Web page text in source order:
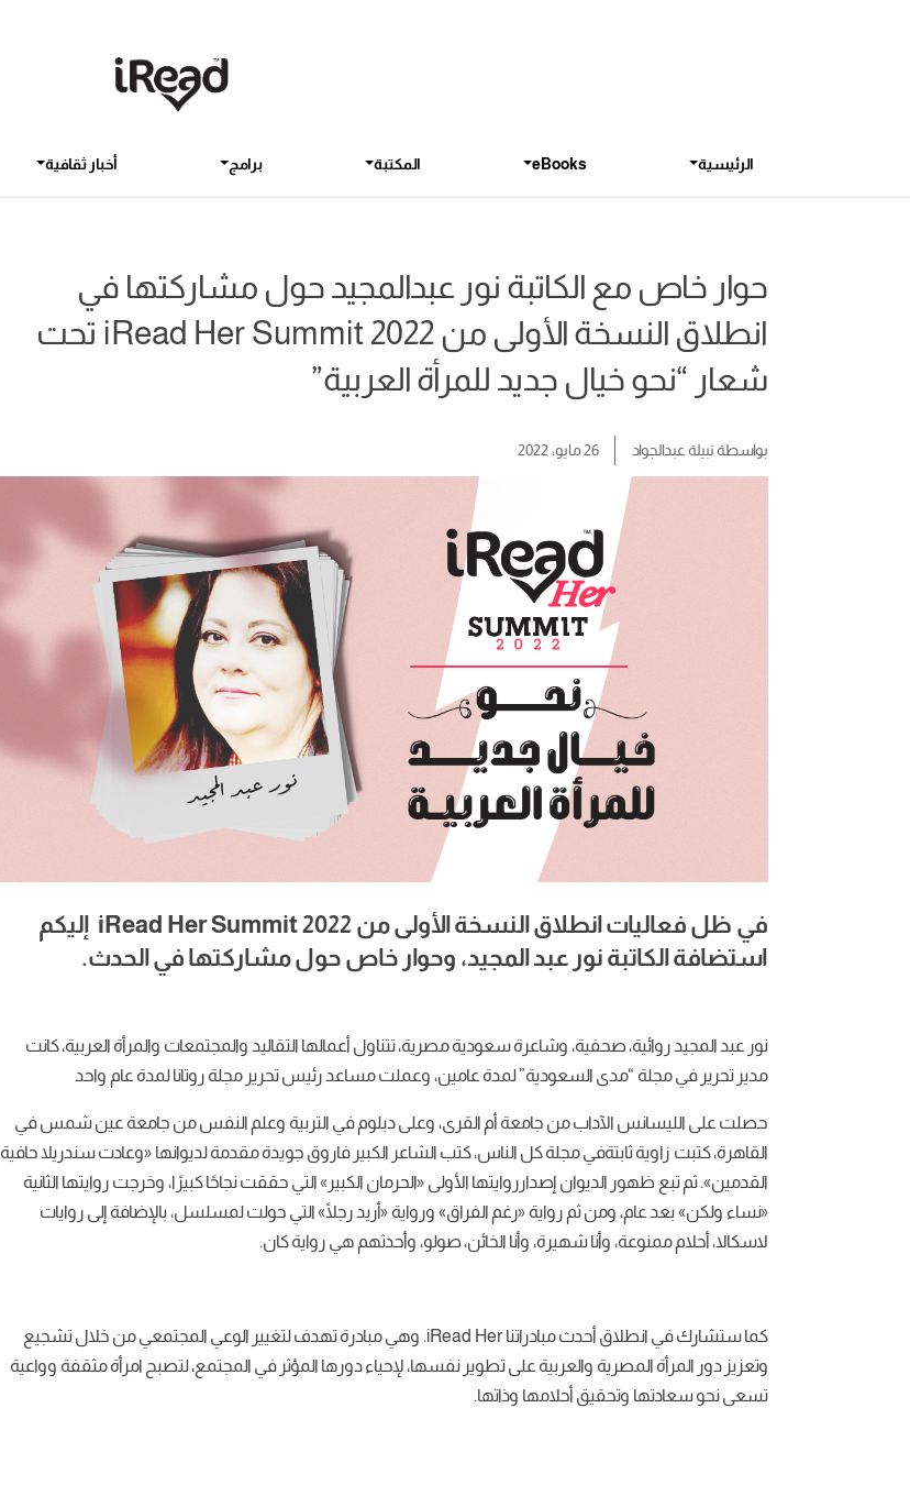
الرئيسية eBooks المكتبة برامج أخبار ثقافية
حوار خاص مع الكاتبة نور عبدالمجيد حول مشاركتها في
انطلاق النسخة الأولى من iRead Her Summit 2022 تحت
شعار “نحو خيال جديد للمرأة العربية”
بواسطةنبيلة عبدالجواد 26 مايو، 2022
في ظل فعالياتانطلاقالنسخةالأولىمن
إليكم
استضافةالكاتبة نور عبدالمجيد، وحوار خاص حولمشاركتها فيالحدث.
نور عبد المجيد روائية،صحفية، وشاعرةسعوديةمصرية،تتناول أعمالها التقاليد والمجتمعات والمرأة العربية،كانت
مدير تحرير فيمجلة “مدى السعودية”لمدة عامين، وعملتمساعد رئيستحرير مجلة روتانالمدة عام واحد
حصلت على الليسانس الآدابمن جامعة أم القرى، وعلىدبلوم في التربية وعلم النفسمن جامعة عينشمسفي
القاهرة،كتبت زاويةثابتةفيمجلةكل الناس،كتب الشاعر الكبير فاروق جويدةمقدمةلديوانها «وعادتسندريلا حافية
القدمين».ثم تبع ظهور الديوان إصدار روايتها الأولى «الحرمان الكبير »التي حققتنجاحًاكبيرًا، وخرجت روايتها الثانية
«نساء ولكن»بعد عام، ومنثم رواية «رغم الفراق» ورواية «أريد رجلًا»التي حولتلمسلسل،بالإضافة إلى روايات
لاسكالا،أحلام ممنوعة، وأناشهيرة، وأنا الخائن،صولو، وأحدثهم هي روايةكان.
كماستشاركفي انطلاق أحدثمبادراتنا وهيمبادرةتهدفلتغيير الوعي المجتمعيمن خلالتشجيع
وتعزيز دور المرأة المصرية والعربية علىتطوير نفسها،لإحياءدورها المؤثر في المجتمع،لتصبح امرأةمثقفة وواعية
تسعىنحوسعادتها وتحقيق أحلامها وذاتها.